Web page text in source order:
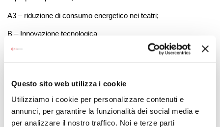
Questo sito web utilizza i cookie
Utilizziamo i cookie per personalizzare contenuti e
annunci, per garantire la funzionalità dei social media e
per analizzare il nostro traffico. Noi e terze parti
A3 – riduzione di consumo energetico nei teatri;
B – Innovazione tecnologica
B1- acquisto e installazione di attrezzature tecnologiche.
Dotazione finanziaria:
4 milioni di euro, 2 milioni per l’annualità 2025 e 2 milioni per
l’annualità 2026.